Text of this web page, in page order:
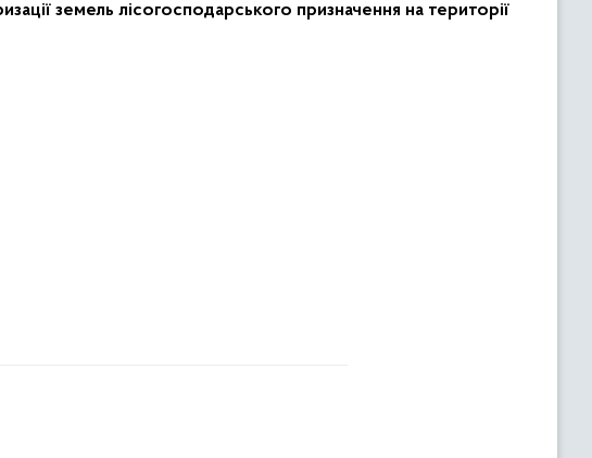
земель лісогосподарського призначення на території